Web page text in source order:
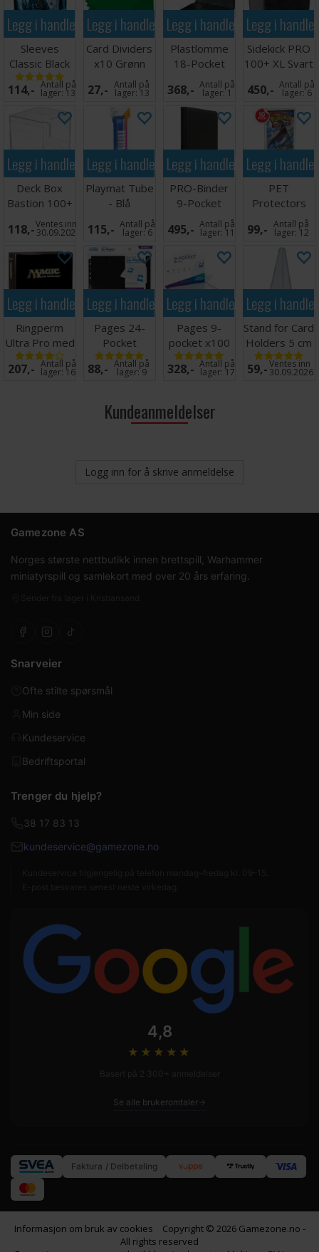
Legg i handlekurven
Sleeves
Classic Black
x100 - 63x88
m/box
114,- Antall på
lager: 13
Legg i handlekurven
Card Dividers
x10 Grønn
27,- Antall på
lager: 13
Legg i handlekurven
Plastlomme
18-Pocket
SideLoad
Svart x 50
368,- Antall på
lager:1
Legg i
Sidekick PRO
100+ XL Svart
450,- Antall på
lager:6
Legg i handlekurven
Deck Box
Bastion 100+
XL Clear
118,-Ventes inn
30.09.2026
Legg i handlekurven
Playmat Tube
- Blå
115,- Antall på
lager:6
Legg i handlekurven
PRO-Binder
9-Pocket
495,- Antall på
lager: 11
Legg i
PET
Protectors
10-Pack for
Booster
99,- Antall på
lager: 12
Legg i handlekurven
Ringperm
Ultra Pro med
Magic Logo
(900)
207,- Antall på
lager: 16
Legg i handlekurven
Pages 24-
Pocket
QuadRow x10
Svart
88,- Antall på
lager:9
Legg i handlekurven
Pages 9-
pocket x100
Klar
328,- Antall på
lager: 17
Legg i
Stand for Card
Holders 5 cm
(5 stk)
59,-Ventes inn
30.09.2026
Kundeanmeldelser
Logg inn for å skrive anmeldelse
Gamezone AS
Norges største nettbutikk innen brettspill, Warhammer
miniatyrspill og samlekort med over 20 års erfaring.
Snarveier
Ofte stilte spørsmål
Min side
Kundeservice
Bedriftsportal
Trenger du hjelp?
38 17 83 13
kundeservice@gamezone.no
4,8
★★★★ ★
Se alle brukeromtaler
Faktura / Delbetaling
Informasjon om bruk av cookies
Copyright © 2026 Gamezone.no -
All rights reserved